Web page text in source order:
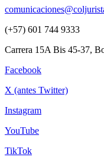
(+57) 601 744 9333
Carrera 15A Bis 45-37,
Facebook
X (antes Twitter)
Instagram
YouTube
TikTok